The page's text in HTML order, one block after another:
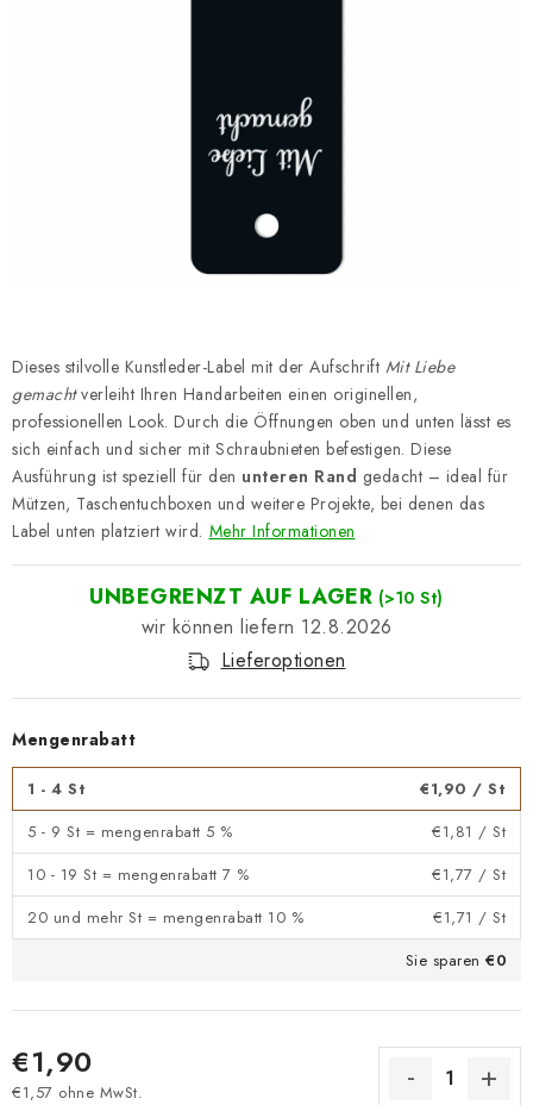
Dieses stilvolle Kunstleder-Label mit der Aufschrift Mit Liebe
gemachtverleiht Ihren Handarbeiten einen originellen,
professionellen Look. Durch die Öffnungen oben und unten lässt es
sich einfach und sicher mit Schraubnieten befestigen. Diese
Ausführung ist speziell für den unteren Rand gedacht – ideal für
Mützen, Taschentuchboxen und weitere Projekte, bei denen das
Label unten platziert wird. Mehr Informationen
UNBEGRENZT AUF LAGER (>10 St)
12.8.2026
Lieferoptionen
Mengenrabatt
1 - 4 St €1,90 / St
5 - 9 St = mengenrabatt 5 %
€1,81 / St
10 - 19 St = mengenrabatt 7 %
€1,77 / St
20 und mehr St = mengenrabatt 10 %
€1,71 / St
Sie sparen €0
€1,90
€1,57 ohne MwSt.